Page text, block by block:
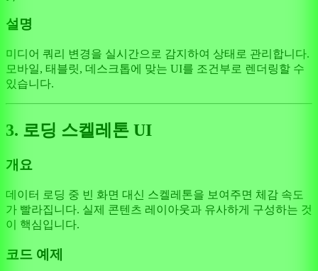
설명
미디어 쿼리 변경을 실시간으로 감지하여 상태로 관리합니다.
모바일, 태블릿, 데스크톱에 맞는 UI를 조건부로 렌더링할 수
있습니다.
3. 로딩 스켈레톤 UI
개요
데이터 로딩 중 빈 화면 대신 스켈레톤을 보여주면 체감 속도
가 빨라집니다. 실제 콘텐츠 레이아웃과 유사하게 구성하는 것
이 핵심입니다.
코드 예제